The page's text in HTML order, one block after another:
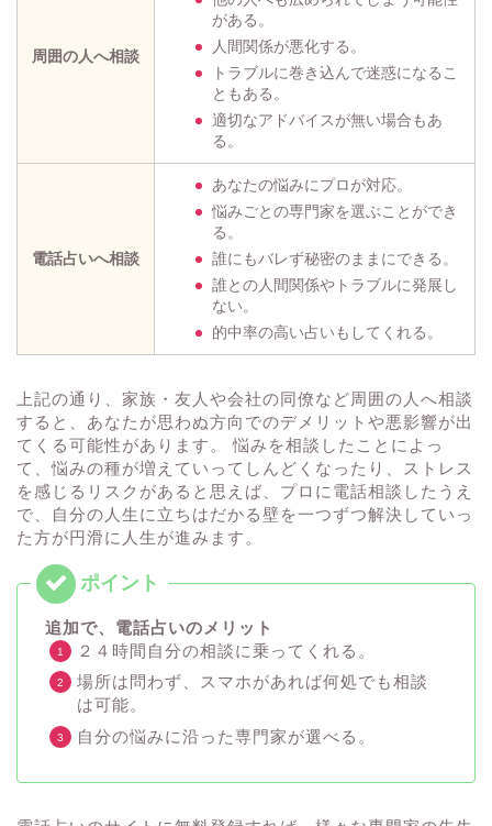
周囲の人へ相談
がある。
人間関係が悪化する。
トラブルに巻き込んで迷惑になるこ
ともある。
適切なアドバイスが無い場合もあ
る。
電話占いへ相談
あなたの悩みにプロが対応。
悩みごとの専門家を選ぶことができ
る。
誰にもバレず秘密のままにできる。
誰との人間関係やトラブルに発展し
ない。
的中率の高い占いもしてくれる。
上記の通り、家族・友人や会社の同僚など周囲の人へ相談
すると、あなたが思わぬ方向でのデメリットや悪影響が出
てくる可能性があります。 悩みを相談したことによっ
て、悩みの種が増えていってしんどくなったり、ストレス
を感じるリスクがあると思えば、プロに電話相談したうえ
で、自分の人生に立ちはだかる壁を一つずつ解決していっ
た方が円滑に人生が進みます。
追加で、電話占いのメリット
２４時間自分の相談に乗ってくれる。
場所は問わず、スマホがあれば何処でも相談
は可能。
自分の悩みに沿った専門家が選べる。